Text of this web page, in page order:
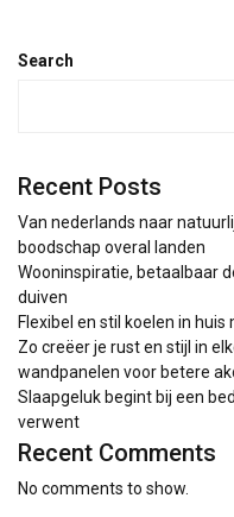
Search
Recent Posts
Van nederlands naar
boodschap overal landen
Wooninspiratie, betaalbaar
duiven
Flexibel en stil koelen in
Zo creëer je rust en stijl in
wandpanelen voor betere
Slaapgeluk begint bij een
verwent
Recent Comments
No comments to show.